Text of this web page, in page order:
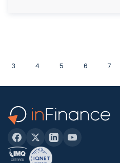
3 4 5 6 7